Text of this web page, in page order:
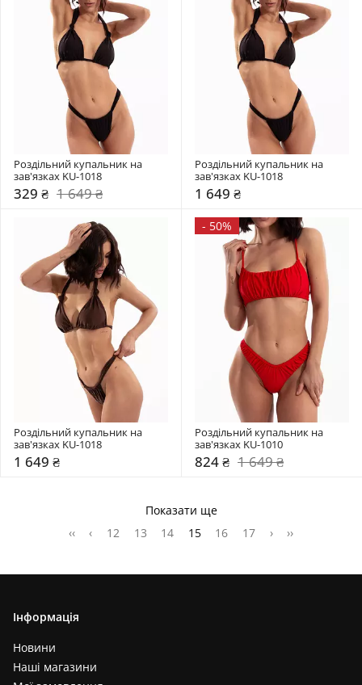
Роздільний купальник на
зав'язках KU-1018
329 ₴ 1 649 ₴
Роздільний купальник на
зав'язках KU-1018
1 649 ₴
Роздільний купальник на
зав'язках KU-1018
1 649 ₴
- 50%
Роздільний купальник на
зав'язках KU-1010
824 ₴ 1 649 ₴
Показати ще
‹‹
‹ 12 13 14 15 16 17 › ››
Інформація
Новини
Наші магазини